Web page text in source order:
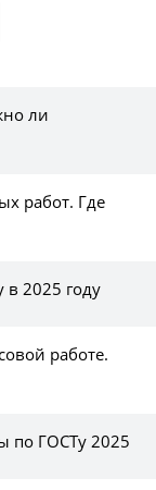
ли
работ. Где
2025 году
работе.
по ГОСТу 2025